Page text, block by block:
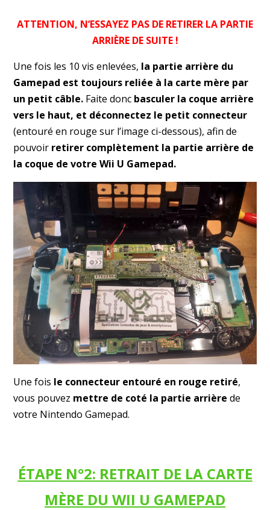
ATTENTION, N’ESSAYEZ PAS DE RETIRER LA PARTIE
ARRIÈRE DE SUITE !
Une fois les 10 vis enlevées, la partie arrière du
Gamepad est toujours reliée à la carte mère par
un petit câble.Faite doncbasculer la coque arrière
vers le haut, et déconnectez le petit connecteur
(entouré en rouge sur l’image ci-dessous), afin de
pouvoir retirer complètement la partie arrière de
la coque de votre Wii U Gamepad.
Une fois le connecteur entouré en rouge retiré,
vous pouvez mettre de coté la partie arrière de
votre Nintendo Gamepad.
ÉTAPE N°2: RETRAIT DE LA CARTE
MÈRE DU WII U GAMEPAD